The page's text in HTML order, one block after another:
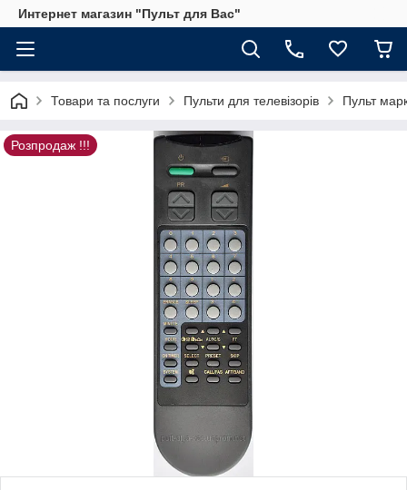
Интернет магазин "Пульт для Вас"
Товари та послуги Пульти для телевізорів Пульт
Розпродаж !!!